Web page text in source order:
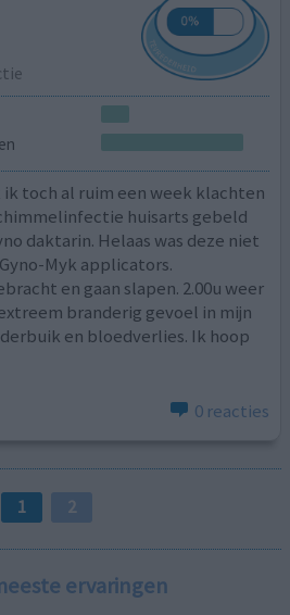
ik toch al ruim een week klachten
huisarts gebeld
daktarin. Helaas was deze niet
Myk applicators.
en gaan slapen. 2.00u weer
branderig gevoel in mijn
en bloedverlies. Ik hoop
0 reacties
1 2
ervaringen